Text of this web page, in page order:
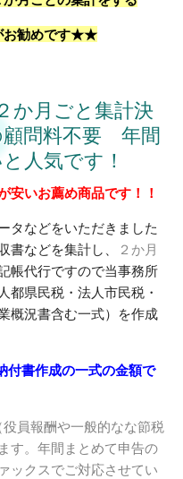
お勧めです★★
月ごと集計決
問料不要 年間
人気です！
安いお薦め商品です！！
タなどをいただきました
書などを集計し、
２か月
帳代行ですので当事務所
都県民税・法人市民税・
概況書含む一式）を作成
書作成の一式の金額で
員報酬や一般的なな節税
す。年間まとめて申告の
ックスでご対応させてい